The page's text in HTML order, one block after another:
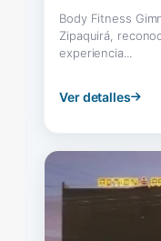
Body Fitness
Zipaquirá,
experiencia...
Ver detalles